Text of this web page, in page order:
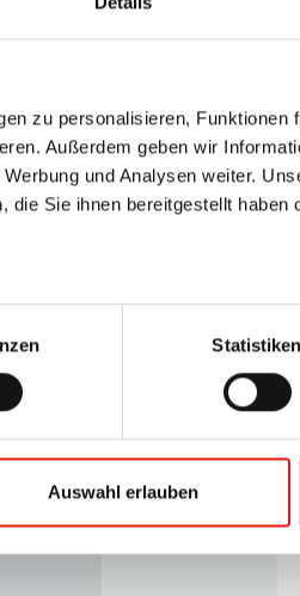
zu personalisieren, Funktionen
Außerdem geben wir
und Analysen weiter.
Sie ihnen bereitgestellt
Statistiken
Auswahl erlauben